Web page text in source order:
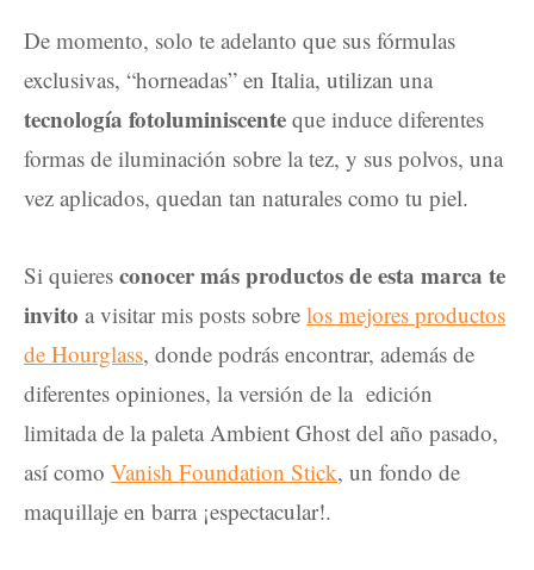
De momento, solo te adelanto que sus fórmulas
exclusivas, “horneadas” en Italia, utilizan una
tecnología fotoluminiscente que induce diferentes
formas de iluminación sobre la tez, y sus polvos, una
vez aplicados, quedan tan naturales como tu piel.
Si quieres conocer más productos de esta marca te
invito a visitar mis posts sobre los mejores productos
de Hourglass, donde podrás encontrar, además de
diferentes opiniones, la versión de la edición
limitada de la paleta Ambient Ghost del año pasado,
así como Vanish Foundation Stick, un fondo de
maquillaje en barra ¡espectacular!.